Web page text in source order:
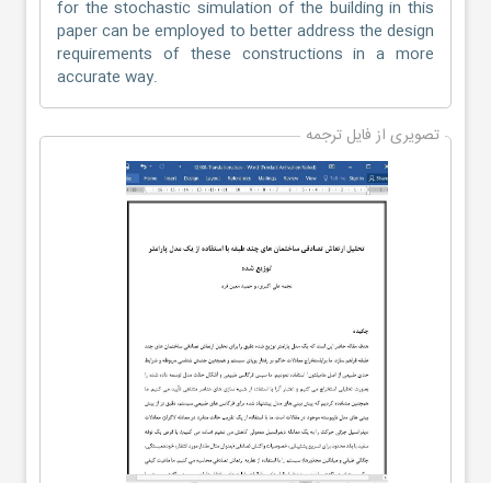
for the stochastic simulation of the building in this
paper can be employed to better address the design
requirements of these constructions in a more
accurate way.
تصویری از فایل ترجمه